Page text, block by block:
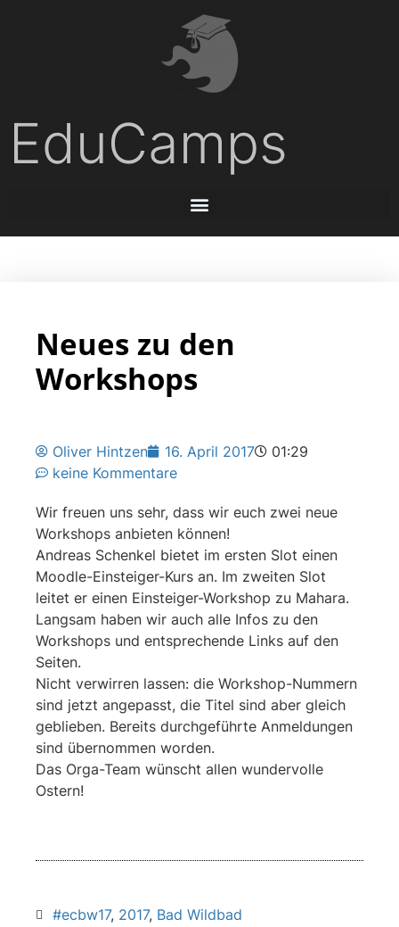
EduCamps
Neues zu den
Workshops
Oliver Hintzen 16. April 2017
01:29
keine Kommentare
Wir freuen uns sehr, dass wir euch zwei neue
Workshops anbieten können!
Andreas Schenkel bietet im ersten Slot einen
Moodle-Einsteiger-Kurs an. Im zweiten Slot
leitet er einen Einsteiger-Workshop zu Mahara.
Langsam haben wir auch alle Infos zu den
Workshops und entsprechende Links auf den
Seiten.
Nicht verwirren lassen: die Workshop-Nummern
sind jetzt angepasst, die Titel sind aber gleich
geblieben. Bereits durchgeführte Anmeldungen
sind übernommen worden.
Das Orga-Team wünscht allen wundervolle
Ostern!
#ecbw17, 2017, Bad Wildbad